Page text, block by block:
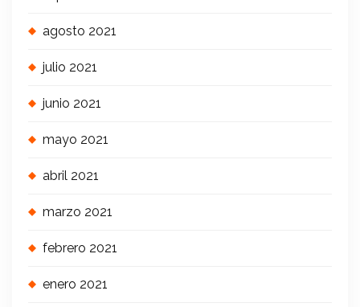
agosto 2021
julio 2021
junio 2021
mayo 2021
abril 2021
marzo 2021
febrero 2021
enero 2021